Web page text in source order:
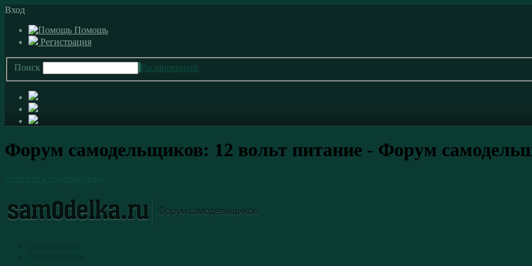
Вход
Помощь
Регистрация
Поиск Расширенный
Форум самодельщиков: 12 вольт питание - Форум